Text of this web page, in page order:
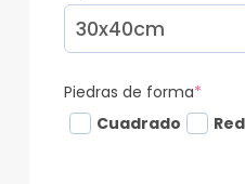
Piedras de forma*
Cuadrado